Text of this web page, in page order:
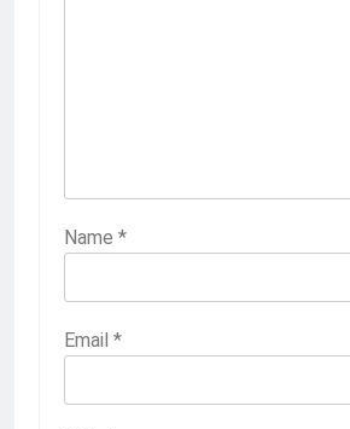
Name *
Email *